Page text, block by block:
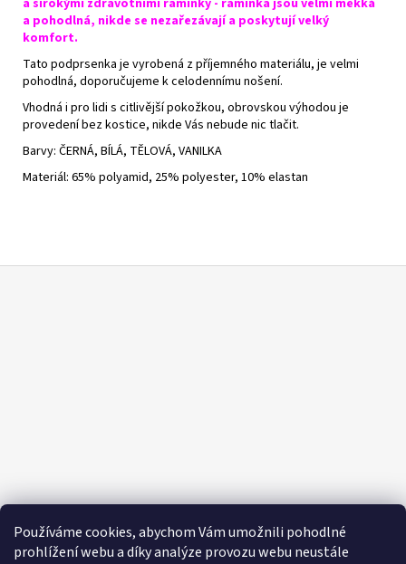
Používáme cookies, abychom Vám umožnili pohodlné
prohlížení webu a díky analýze provozu webu neustále
a pohodlná, nikde se nezařezávají a poskytují velký
komfort.
Tato podprsenka je vyrobená z příjemného materiálu, je velmi
pohodlná, doporučujeme k celodennímu nošení.
Vhodná i pro lidi s citlivější pokožkou, obrovskou výhodou je
provedení bez kostice, nikde Vás nebude nic tlačit.
Barvy: ČERNÁ, BÍLÁ, TĚLOVÁ, VANILKA
Materiál: 65% polyamid, 25% polyester, 10% elastan